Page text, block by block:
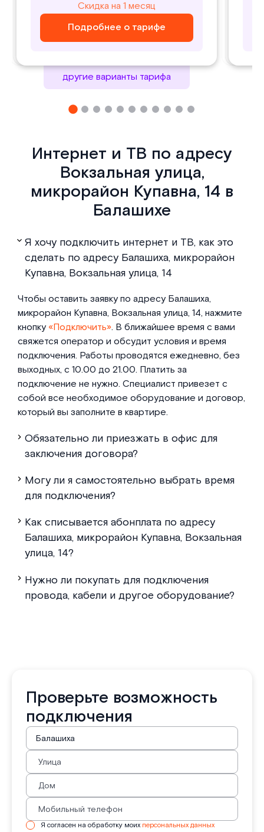
Скидка на 1 месяц
Подробнее о тарифе
Скидка на 1 месяц
Подробнее о тарифе
₽/ месяц
Подробнее о тарифе
₽/ месяц
Подробнее о тарифе
другие варианты тарифа
Интернет и ТВ по адресу
Вокзальная улица,
микрорайон Купавна, 14 в
Балашихе
Я хочу подключить интернет и ТВ, как это
сделать по адресу Балашиха, микрорайон
Купавна, Вокзальная улица, 14
Чтобы оставить заявку по адресу Балашиха,
микрорайон Купавна, Вокзальная улица, 14, нажмите
кнопку«Подключить». В ближайшее время с вами
свяжется оператор и обсудит условия и время
подключения. Работы проводятся ежедневно, без
выходных, с 10.00 до 21.00. Платить за
подключение не нужно. Специалист привезет с
собой все необходимое оборудование и договор,
который вы заполните в квартире.
Обязательно ли приезжать в офис для
заключения договора?
Могу ли я самостоятельно выбрать время
для подключения?
Как списывается абонплата по адресу
Балашиха, микрорайон Купавна, Вокзальная
улица, 14?
Нужно ли покупать для подключения
провода, кабели и другое оборудование?
Проверьте возможность
подключения
Я согласен на обработку моих персональных данных